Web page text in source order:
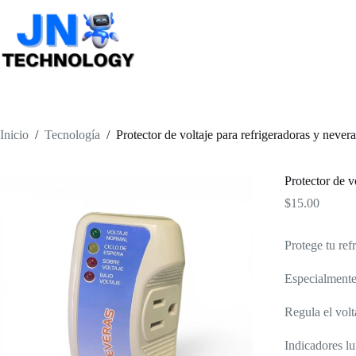
contenido
Inicio / Tecnología / Protector de voltaje para refrigeradoras y
Protector de
$15.00
Protege tu
Regula el
Indicadores